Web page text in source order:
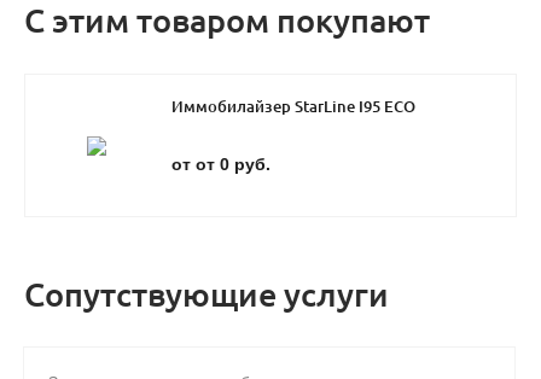
С этим товаром покупают
Иммобилайзер StarLine I95 ECO
от от 0 руб.
Сопутствующие услуги